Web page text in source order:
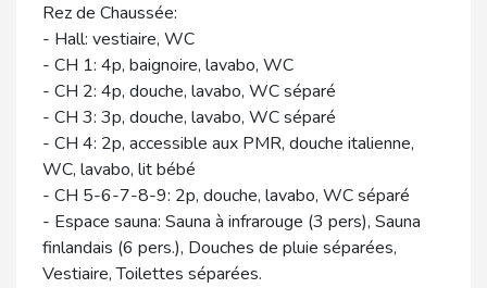
Rez de Chaussée:
- Hall: vestiaire, WC
- CH 1: 4p, baignoire, lavabo, WC
- CH 2: 4p, douche, lavabo, WC séparé
- CH 3: 3p, douche, lavabo, WC séparé
- CH 4: 2p, accessible aux PMR, douche italienne,
WC, lavabo, lit bébé
- CH 5-6-7-8-9: 2p, douche, lavabo, WC séparé
- Espace sauna: Sauna à infrarouge (3 pers), Sauna
finlandais (6 pers.), Douches de pluie séparées,
Vestiaire, Toilettes séparées.